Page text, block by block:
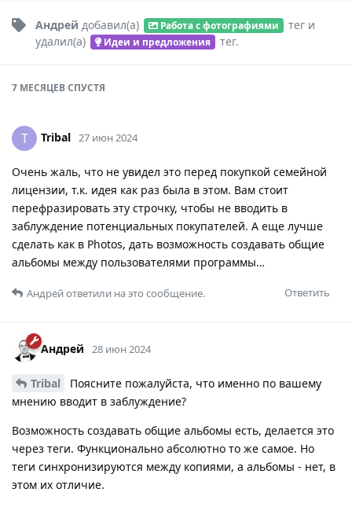
Андрей добавил(а) Работа с фотографиями теги
удалил(а)
Идеи и предложения тег.
7 МЕСЯЦЕВСПУСТЯ
T Tribal 27 июн 2024
Очень жаль, что не увидел это перед покупкой семейной
лицензии, т.к. идея как раз была в этом. Вам стоит
перефразировать эту строчку, чтобы не вводить в
заблуждение потенциальных покупателей. А еще лучше
сделать как в Photos, дать возможность создавать общие
альбомы между пользователями программы…
Ответить
Андрейответили на это сообщение.
Андрей 28 июн 2024
Tribal
Поясните пожалуйста, что именно по вашему
мнению вводит в заблуждение?
Возможность создавать общие альбомы есть, делается это
через теги. Функционально абсолютно то же самое. Но
теги синхронизируются между копиями, а альбомы - нет, в
этом их отличие.